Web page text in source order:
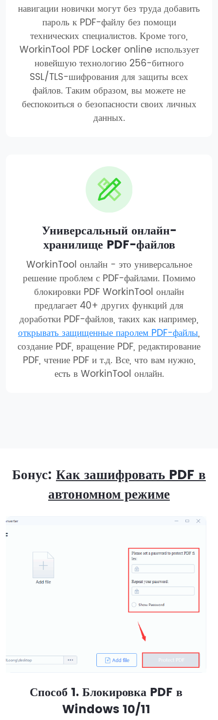
навигации новички могут без труда добавить
пароль к PDF-файлу без помощи
технических специалистов. Кроме того,
WorkinTool PDF Locker online использует
новейшую технологию 256-битного
SSL/TLS-шифрования для защиты всех
файлов. Таким образом, вы можете не
беспокоиться о безопасности своих личных
данных.
Универсальный онлайн-
хранилище PDF-файлов
WorkinTool онлайн - это универсальное
решение проблем с PDF-файлами. Помимо
блокировки PDF WorkinTool онлайн
предлагает 40+ других функций для
доработки PDF-файлов, таких как например,
открывать защищенные паролем PDF-файлы,
создание PDF, вращение PDF, редактирование
PDF, чтение PDF и т.д. Все, что вам нужно,
есть в WorkinTool онлайн.
Бонус: Как зашифровать PDF в
автономном режиме
Способ 1. Блокировка PDF в
Windows 10/11